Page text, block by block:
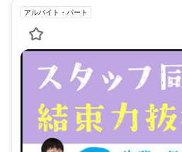
アルバイト・パート